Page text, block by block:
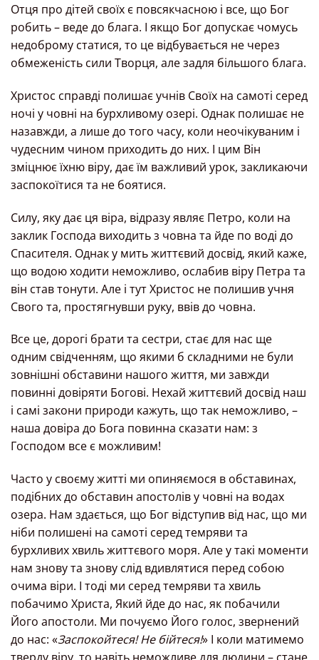
Отця про дітей своїх є повсякчасною і все, що Бог
робить – веде до блага. І якщо Бог допускає чомусь
недоброму статися, то це відбувається не через
обмеженість сили Творця, але задля більшого блага.
Христос справді полишає учнів Своїх на самоті серед
ночі у човні на бурхливому озері. Однак полишає не
назавжди, а лише до того часу, коли неочікуваним і
чудесним чином приходить до них. І цим Він
зміцнює їхню віру, дає їм важливий урок, закликаючи
заспокоїтися та не боятися.
Силу, яку дає ця віра, відразу являє Петро, коли на
заклик Господа виходить з човна та йде по воді до
Спасителя. Однак у мить життєвий досвід, який каже,
що водою ходити неможливо, ослабив віру Петра та
він став тонути. Але і тут Христос не полишив учня
Свого та, простягнувши руку, ввів до човна.
Все це, дорогі брати та сестри, стає для нас ще
одним свідченням, що якими б складними не були
зовнішні обставини нашого життя, ми завжди
повинні довіряти Богові. Нехай життєвий досвід наш
і самі закони природи кажуть, що так неможливо, –
наша довіра до Бога повинна сказати нам: з
Господом все є можливим!
Часто у своєму житті ми опиняємося в обставинах,
подібних до обставин апостолів у човні на водах
озера. Нам здається, що Бог відступив від нас, що ми
ніби полишені на самоті серед темряви та
бурхливих хвиль життєвого моря. Але у такі моменти
нам знову та знову слід вдивлятися перед собою
очима віри. І тоді ми серед темряви та хвиль
побачимо Христа, Який йде до нас, як побачили
Його апостоли. Ми почуємо Його голос, звернений
до нас: «Заспокойтеся! Не бійтеся!» І коли матимемо